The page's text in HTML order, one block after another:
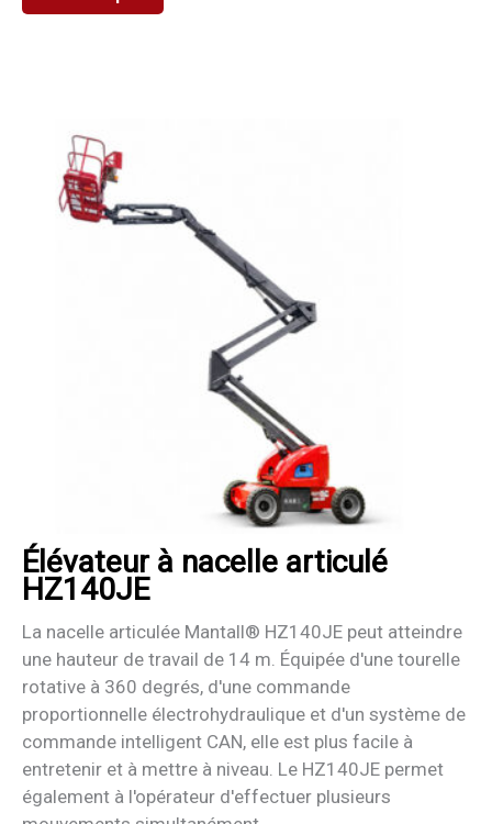
Élévateur à nacelle articulé
HZ140JE
La nacelle articulée Mantall® HZ140JE peut atteindre
une hauteur de travail de 14 m. Équipée d'une tourelle
rotative à 360 degrés, d'une commande
proportionnelle électrohydraulique et d'un système de
commande intelligent CAN, elle est plus facile à
entretenir et à mettre à niveau. Le HZ140JE permet
également à l'opérateur d'effectuer plusieurs